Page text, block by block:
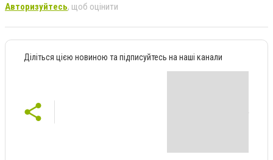
Авторизуйтесь, щоб оцінити
Діліться цією новиною та підписуйтесь на наші канали